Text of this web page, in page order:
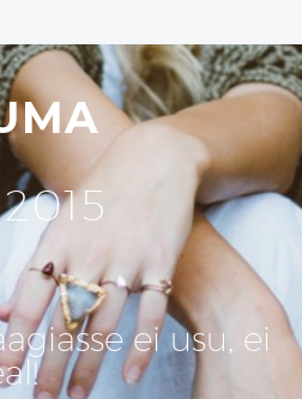
ei usu, ei